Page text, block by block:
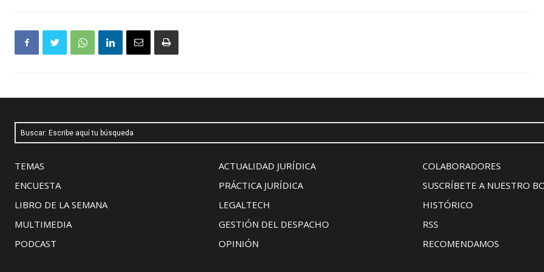
Buscar: Escribe aquí tu búsqueda
TEMAS
ENCUESTA
LIBRO DE LA SEMANA
MULTIMEDIA
PODCAST
ACTUALIDAD JURÍDICA
PRÁCTICA JURÍDICA
LEGALTECH
GESTIÓN DEL DESPACHO
OPINIÓN
COLABORADORES
SUSCRÍBETE A NUESTRO
HISTÓRICO
RSS
RECOMENDAMOS